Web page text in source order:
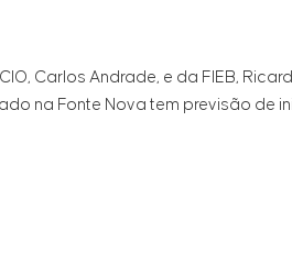
Carlos Andrade, e da FIEB,
na Fonte Nova tem previsão de